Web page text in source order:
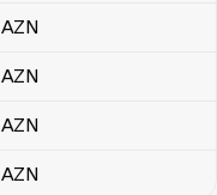
AZN
AZN
AZN
AZN